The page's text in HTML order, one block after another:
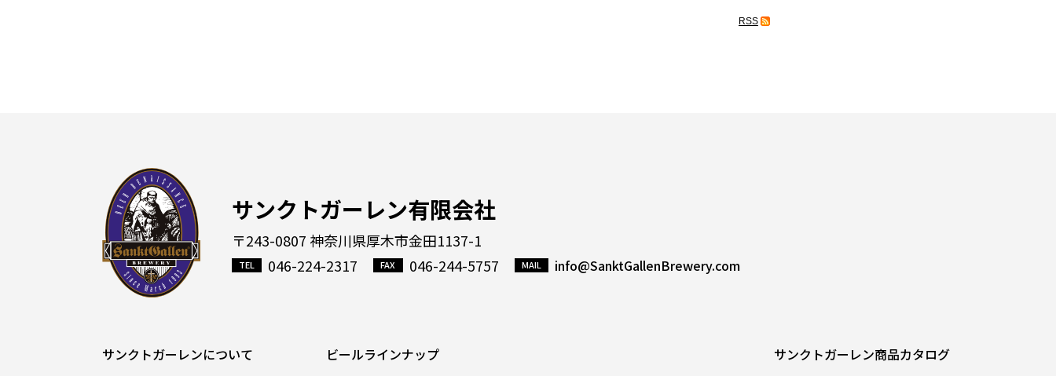
RSS
サンクトガーレン有限会社
〒243-0807 神奈川県厚木市金田1137-1
046-224-2317
046-244-5757 info@SanktGallenBrewery.com
サンクトガーレンについて ビールラインナップ
サンクトガーレン商品カタログ